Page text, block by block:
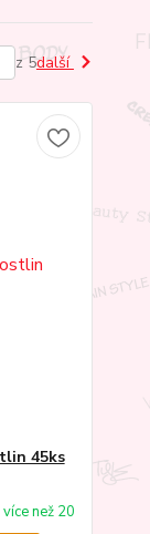
z 5další
45ks
více než 20